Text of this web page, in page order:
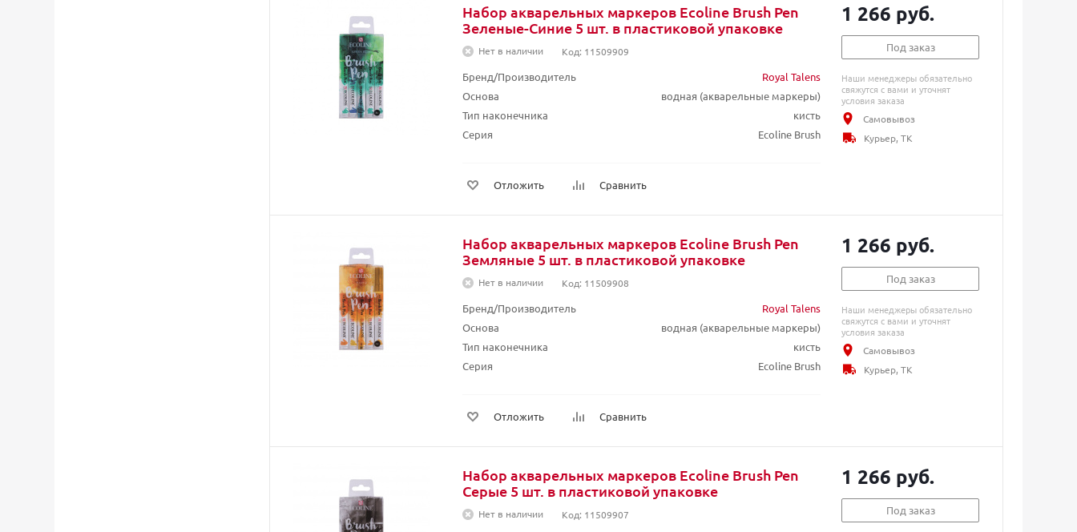
Набор акварельных маркеров Ecoline Brush Pen
Зеленые-Синие 5 шт. в пластиковой упаковке
Нет в наличии Код: 11509909
Бренд/Производитель
Royal Talens
Основа
водная (акварельные маркеры)
Тип наконечника
кисть
Серия
Ecoline Brush
Отложить Сравнить
1 266 руб.
Под заказ
Наши менеджеры обязательно
свяжутся с вами и уточнят
условия заказа
Самовывоз
Курьер, ТК
Набор акварельных маркеров Ecoline Brush Pen
Земляные 5 шт. в пластиковой упаковке
Нет в наличии Код: 11509908
Бренд/Производитель
Royal Talens
Основа
водная (акварельные маркеры)
Тип наконечника
кисть
Серия
Ecoline Brush
Отложить Сравнить
1 266 руб.
Под заказ
Наши менеджеры обязательно
свяжутся с вами и уточнят
условия заказа
Самовывоз
Курьер, ТК
Набор акварельных маркеров Ecoline Brush Pen
Серые 5 шт. в пластиковой упаковке
Нет в наличии Код: 11509907
1 266 руб.
Под заказ